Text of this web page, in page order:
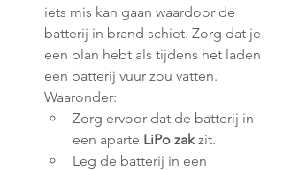
iets mis kan gaan waardoor de
batterij in brand schiet. Zorg dat je
een plan hebt als tijdens het laden
een batterij vuur zou vatten.
Waaronder:
Zorg ervoor dat de batterij in
een aparte LiPo zak zit.
Leg de batterij in een